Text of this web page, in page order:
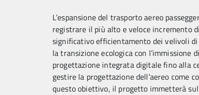
L’espansione del trasporto aereo
registrare il più alto e veloce incremento
significativo efficientamento dei velivoli
la transizione ecologica con
progettazione integrata digitale fino alla
gestire la progettazione dell'aereo come
questo obiettivo, il progetto immetterà